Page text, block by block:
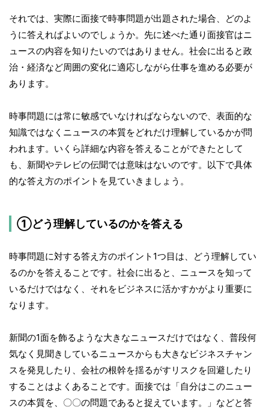
それでは、実際に面接で時事問題が出題された場合、どのよ
うに答えればよいのでしょうか。先に述べた通り面接官はニ
ュースの内容を知りたいのではありません。社会に出ると政
治・経済など周囲の変化に適応しながら仕事を進める必要が
あります。
時事問題には常に敏感でいなければならないので、表面的な
知識ではなくニュースの本質をどれだけ理解しているかが問
われます。いくら詳細な内容を答えることができたとして
も、新聞やテレビの伝聞では意味はないのです。以下で具体
的な答え方のポイントを見ていきましょう。
①どう理解しているのかを答える
時事問題に対する答え方のポイント1つ目は、どう理解してい
るのかを答えることです。社会に出ると、ニュースを知って
いるだけではなく、それをビジネスに活かすかがより重要に
なります。
新聞の1面を飾るような大きなニュースだけではなく、普段何
気なく見聞きしているニュースからも大きなビジネスチャン
スを発見したり、会社の根幹を揺るがすリスクを回避したり
することはよくあることです。面接では「自分はこのニュー
スの本質を、〇〇の問題であると捉えています。」などと答